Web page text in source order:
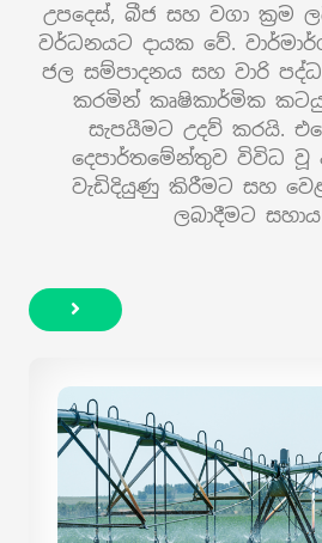
උපදෙස්, බීජ සහ වගා ක්‍රම
වර්ධනයට දායක වේ.
ජල සම්පාදනය සහ වාරි
කරමින් කෘෂිකාර්මික
සැපයීමට උදව් කරයි.
දෙපාර්තමේන්තුව විවිධ
වැඩිදියුණු කිරීමට සහ
ලබාදීමට